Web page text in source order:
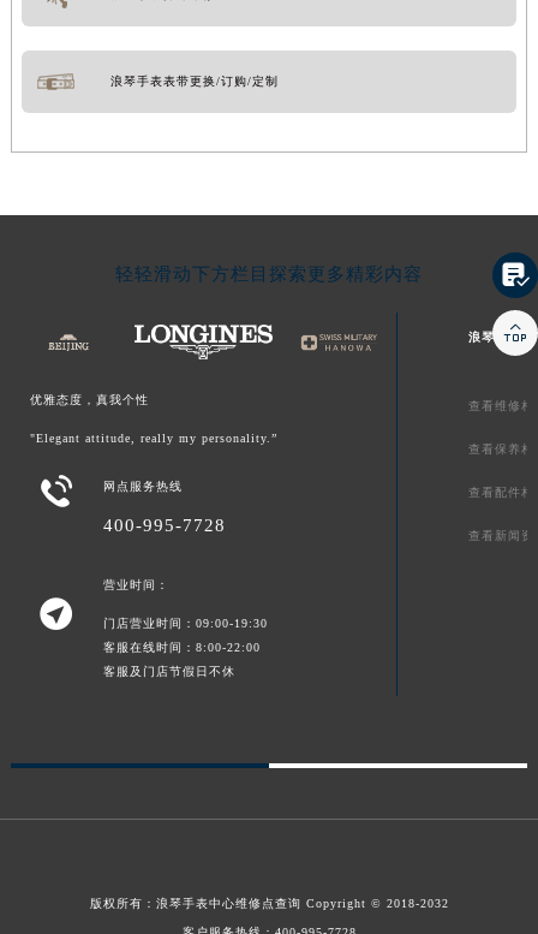
浪琴手表表带更换/订购/定制
轻轻滑动下方栏目探索更多精彩内容
优雅态度，真我个性
"Elegant attitude, really my personality.”
 网点服务热线
400-995-7728

营业时间：
门店营业时间：09:00-19:30
客服在线时间：8:00-22:00
客服及门店节假日不休
浪琴文章库
查看维修相
查看保养相
查看配件相
查看新闻资
版权所有： 浪琴手表中心维修点查询 Copyright © 2018-2032

